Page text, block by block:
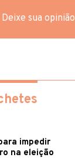
Deixe sua opinião
impedir
na eleição